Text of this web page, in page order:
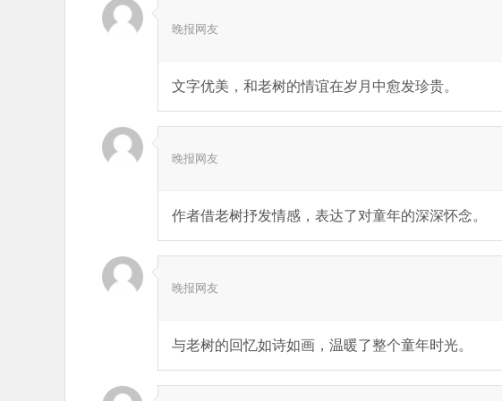
晚报网友
文字优美，和老树的情谊在岁月中愈发珍贵。
晚报网友
作者借老树抒发情感，表达了对童年的深深怀念。
晚报网友
与老树的回忆如诗如画，温暖了整个童年时光。